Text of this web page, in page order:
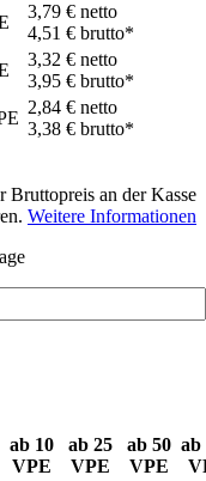
3,79 €netto
4,51 €brutto*
3,32 €netto
3,95 €brutto*
2,84 €netto
3,38 €brutto*
Bruttopreis an der Kasse
Weitere Informationen
ab 10
VPE
ab 25
VPE
ab 50
VPE
ab